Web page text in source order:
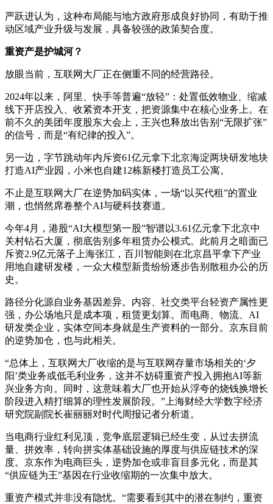
严跃进认为，这种布局能与地方政府形成良好协同，有助于推
动区域产业升级与发展，具备较强的政策契合度。
重资产是护城河？
放眼当前，互联网大厂正在侧重不同的经营路径。
2024年以来，阿里、快手等普遍“放轻”：处置低效物业、缩减
线下开店投入、收紧资本开支，把资源集中在核心业务上。在
前不久的美团年度股东大会上，王兴也释放出告别“无限扩张”
的信号，而是“有纪律的投入”。
另一边，字节跳动年内斥资61亿元拿下北京海淀两块研发地块
打造AI产业园，小米也自建12栋新楼打造员工公寓。
不止是互联网大厂在逆势加码实体，一场“以买代租”的置业
潮，也悄然席卷整个AI与硬科技赛道。
今年4月，港股“AI大模型第一股”智谱以3.61亿元拿下北京中
关村钻石大厦，彻底告别多年租赁办公模式。此前月之暗面已
斥资2.9亿元落子上海张江，百川智能则在北京昌平拿下产业
用地自建研发楼，一众大模型新贵纷纷逐步告别散租办公的历
史。
路径分化源自业务基因差异。内容、社交类平台轻资产属性更
强，办公场地只是成本项，租赁更划算。而电商、物流、AI
研发类企业，实体空间本身就是生产资料的一部分。京东目前
的逆势加仓，也与此相关。
“总体上，互联网大厂收缩的是与互联网存量市场相关的‘夕
阳’类业务或低毛利业务，这并不妨碍重资产投入拥抱AI等新
兴业务方向。同时，这意味着大厂也开始从浮夸的烧钱换增长
阶段进入精打细算的理性发展阶段。”上海财经大学数字经济
研究院副院长崔丽丽对时代周报记者分析道。
当电商行业红利见顶，竞争底层逻辑已经生变，从过去拼流
量、拼效率，转向拼实体基础设施的厚度与供应链技术的深
度。京东作为电商巨头，逆势加仓或非盲目多元化，而是其
“供应链为王”基因在行业收缩期的一次集中放大。
重资产模式并非没有隐忧。“需要看到其中的潜在制约，重资